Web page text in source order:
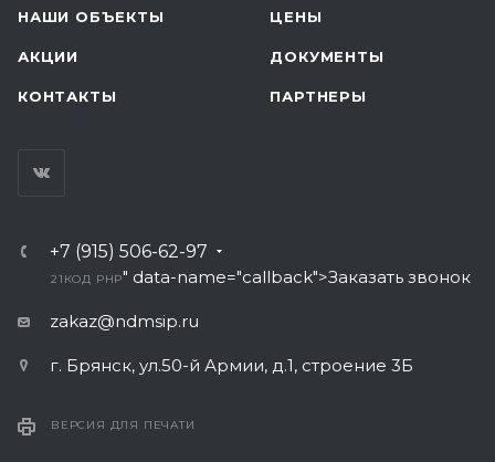
НАШИ ОБЪЕКТЫ ЦЕНЫ
АКЦИИ ДОКУМЕНТЫ
КОНТАКТЫ ПАРТНЕРЫ
+7 (915) 506-62-97
21 КОД PHP" data-name="callback">Заказать звонок
zakaz@ndmsip.ru
г. Брянск, ул.50-й Армии, д.1, строение 3Б
ВЕРСИЯ ДЛЯ ПЕЧАТИ